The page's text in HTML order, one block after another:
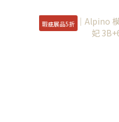
瑕疵展品5折